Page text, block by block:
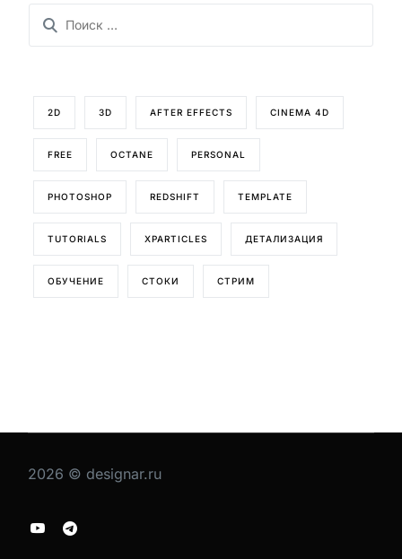
2D 3D AFTER EFFECTS CINEMA 4D
FREE OCTANE PERSONAL
PHOTOSHOP REDSHIFT TEMPLATE
TUTORIALS XPARTICLES ДЕТАЛИЗАЦИЯ
ОБУЧЕНИЕ СТОКИ СТРИМ
2026 © designar.ru